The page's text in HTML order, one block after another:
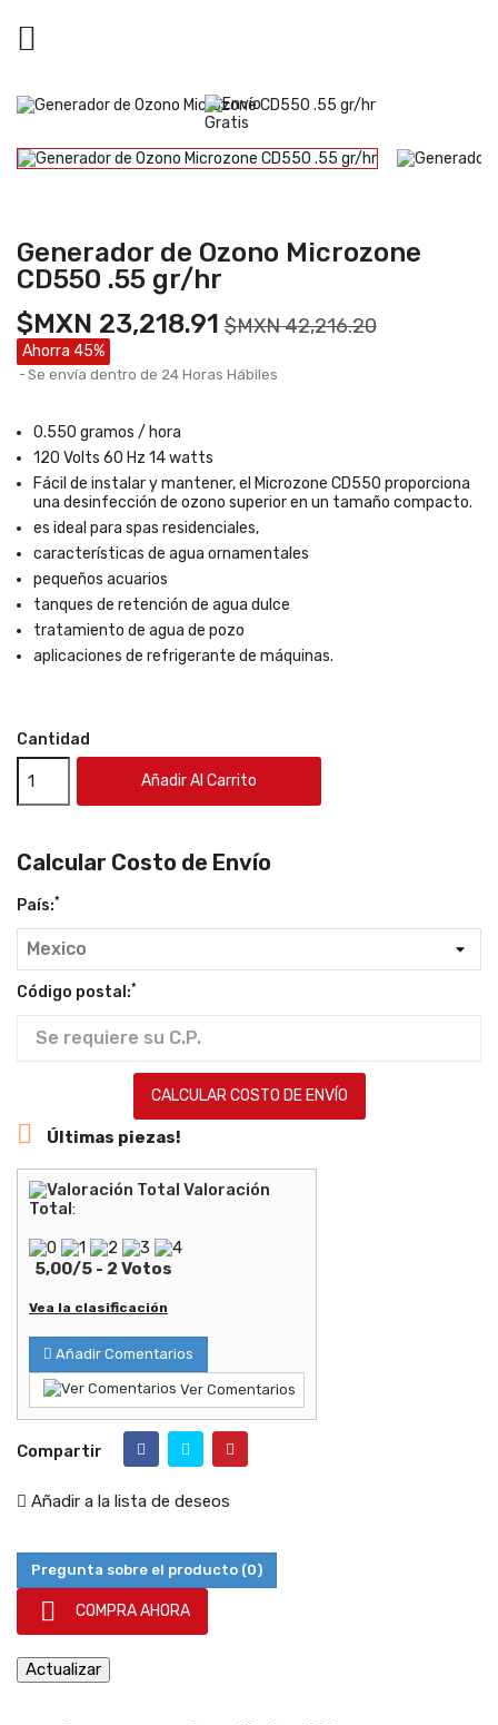

Generador de Ozono Microzone
CD550 .55 gr/hr
$MXN 23,218.91 $MXN 42,216.20
Ahorra 45%
Se envía dentro de 24 Horas Hábiles
0.550 gramos / hora
120 Volts 60 Hz 14 watts
Fácil de instalar y mantener, el Microzone CD550 proporciona
una desinfección de ozono superior en un tamaño compacto.
es ideal para spas residenciales,
características de agua ornamentales
pequeños acuarios
tanques de retención de agua dulce
tratamiento de agua de pozo
aplicaciones de refrigerante de máquinas.
Cantidad
Añadir Al Carrito
Calcular Costo de Envío
País:*
Código postal:*
CALCULAR COSTO DE ENVÍO
 Últimas piezas!
Valoración
Total :
5,00/5 - 2 Votos
Vea la clasificación
Añadir Comentarios
Ver Comentarios
Compartir
Añadir a la lista de deseos
Pregunta sobre el producto (0)
 COMPRA AHORA